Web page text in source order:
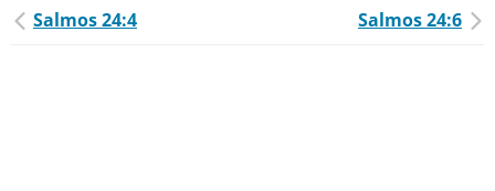
Salmos 24:4 Salmos 24:6